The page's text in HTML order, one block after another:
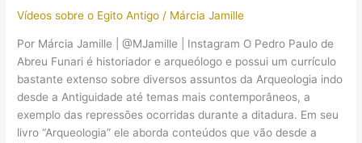
Vídeos sobre o Egito Antigo / Márcia Jamille
Por Márcia Jamille | @MJamille | Instagram O Pedro Paulo de
Abreu Funari é historiador e arqueólogo e possui um currículo
bastante extenso sobre diversos assuntos da Arqueologia indo
desde a Antiguidade até temas mais contemporâneos, a
exemplo das repressões ocorridas durante a ditadura. Em seu
livro “Arqueologia” ele aborda conteúdos que vão desde a